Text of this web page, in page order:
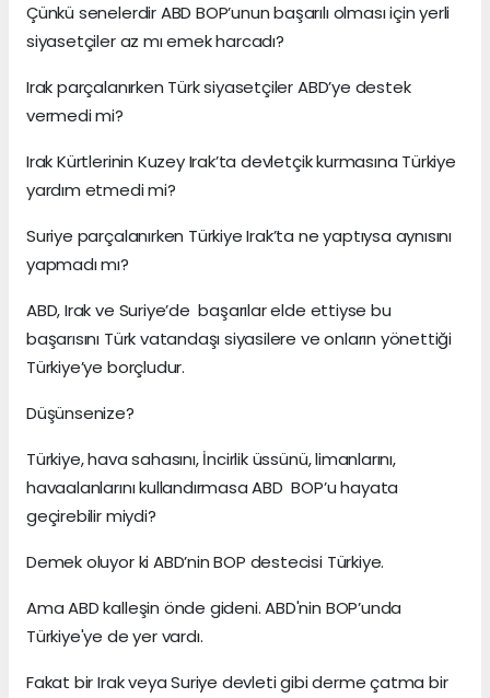
Çünkü senelerdir ABD BOP’unun başarılı olması için yerli
siyasetçiler az mı emek harcadı?
Irak parçalanırken Türk siyasetçiler ABD’ye destek
vermedi mi?
Irak Kürtlerinin Kuzey Irak’ta devletçik kurmasına Türkiye
yardım etmedi mi?
Suriye parçalanırken Türkiye Irak’ta ne yaptıysa aynısını
yapmadı mı?
ABD, Irak ve Suriye’de başarılar elde ettiyse bu
başarısını Türk vatandaşı siyasilere ve onların yönettiği
Türkiye’ye borçludur.
Düşünsenize?
Türkiye, hava sahasını, İncirlik üssünü, limanlarını,
havaalanlarını kullandırmasa ABD BOP’u hayata
geçirebilir miydi?
Demek oluyor ki ABD’nin BOP destecisi Türkiye.
Ama ABD kalleşin önde gideni. ABD'nin BOP’unda
Türkiye'ye de yer vardı.
Fakat bir Irak veya Suriye devleti gibi derme çatma bir